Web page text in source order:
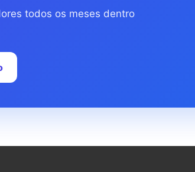
todos os meses dentro